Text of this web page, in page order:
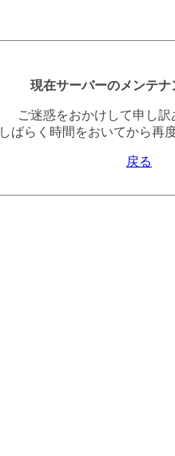
現在サーバーのメンテナ
ご迷惑をおかけして申し訳
しばらく時間をおいてから再
戻る